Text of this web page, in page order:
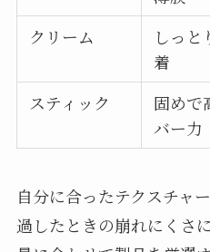
クリーム
しっと
着
スティック
固めで
バー力
自分に合ったテクスチャ
過したときの崩れにくさ